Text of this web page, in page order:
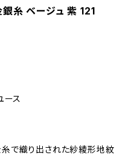
糸 ベージュ 紫 121
ス
で織り出された紗綾形地紋